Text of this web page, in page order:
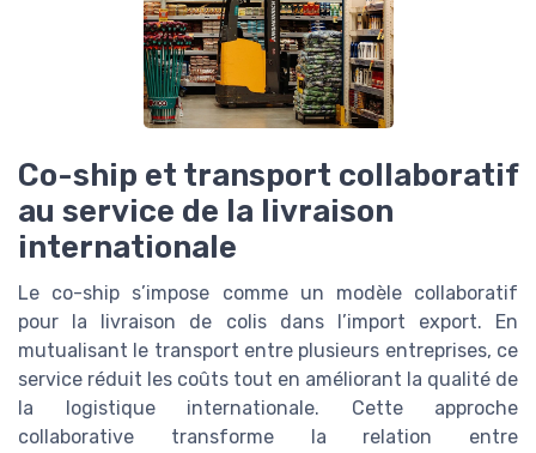
Co-ship et transport collaboratif
au service de la livraison
internationale
Le co-ship s’impose comme un modèle collaboratif
pour la livraison de colis dans l’import export. En
mutualisant le transport entre plusieurs entreprises, ce
service réduit les coûts tout en améliorant la qualité de
la logistique internationale. Cette approche
collaborative transforme la relation entre